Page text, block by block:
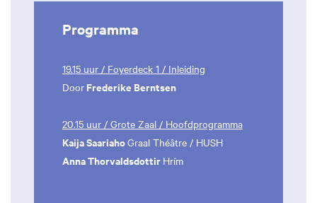
Programma
19.15 uur / Foyerdeck 1 / Inleiding
Door Frederike Berntsen
20.15 uur / Grote Zaal / Hoofdprogramma
Kaija SaariahoGraal Théâtre / HUSH
Anna Thorvaldsdottir Hrím